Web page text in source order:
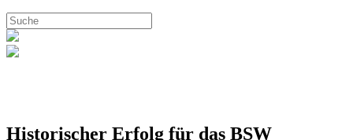
Historischer Erfolg für das BSW